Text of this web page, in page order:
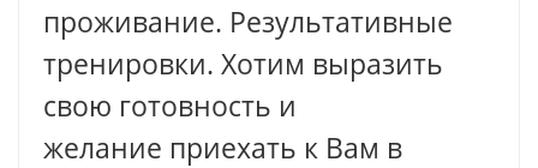
проживание. Результативные
тренировки. Хотим выразить
свою готовность и
желание приехать к Вам в